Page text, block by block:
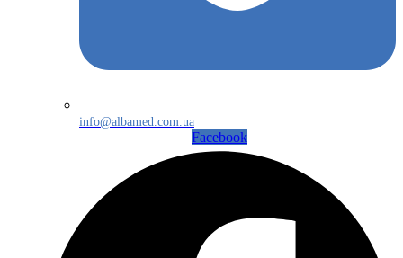
info@albamed.com.ua
Facebook